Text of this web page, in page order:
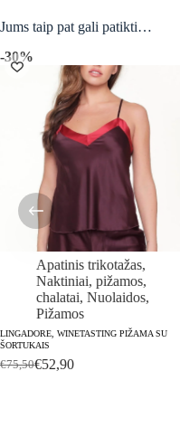
Jums taip pat gali patikti…
-30%
Apatinis trikotažas,
Naktiniai, pižamos,
chalatai, Nuolaidos,
Pižamos
LINGADORE, WINETASTING PIŽAMA SU
ŠORTUKAIS
€75,50Original
€52,90
Current